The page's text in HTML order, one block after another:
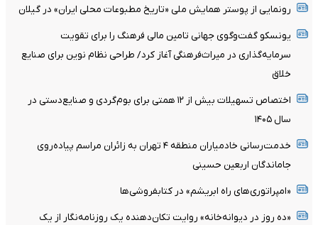
رونمایی از پوستر همایش ملی «تاریخ مطبوعات محلی ایران» در گیلان
یونسکو گفت‌وگوی جهانی تامین مالی فرهنگ را برای تقویت
سرمایه‌گذاری در میراث‌فرهنگی آغاز کرد/ طراحی نظام نوین برای صنایع
خلاق
اختصاص تسهیلات بیش از ۱۲ همتی برای بوم‌گردی و صنایع‌دستی در
سال ۱۴۰۵
خدمت‌رسانی خادمیاران منطقه ۴ تهران به زائران مراسم پیاده‌روی
جاماندگان اربعین حسینی
«امپراتوری‌های راه ابریشم» در کتابفروشی‌ها
«ده روز در دیوانه‌خانه» روایت تکان‌دهنده یک روزنامه‌نگار از یک